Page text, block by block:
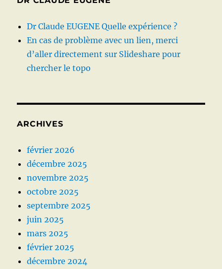
Dr Claude EUGENE Quelle expérience ?
En cas de problème avec un lien, merci
d’aller directement sur Slideshare pour
chercher le topo
ARCHIVES
février 2026
décembre 2025
novembre 2025
octobre 2025
septembre 2025
juin 2025
mars 2025
février 2025
décembre 2024